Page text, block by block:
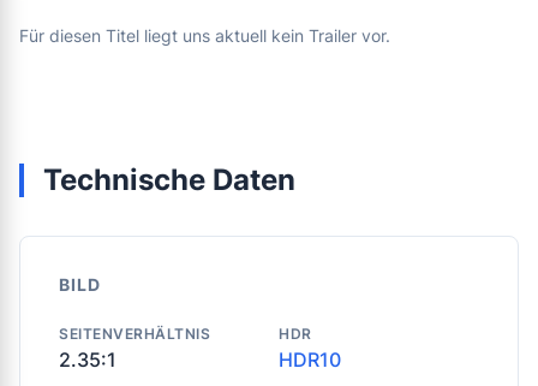
Für diesen Titel liegt uns aktuell kein Trailer vor.
Technische Daten
BILD
SEITENVERHÄLTNIS
2.35:1
HDR
HDR10